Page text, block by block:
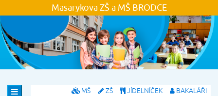
Masarykova ZŠ a MŠ BRODCE
MŠ ZŠ JÍDELNÍČEK
BAKALÁŘI